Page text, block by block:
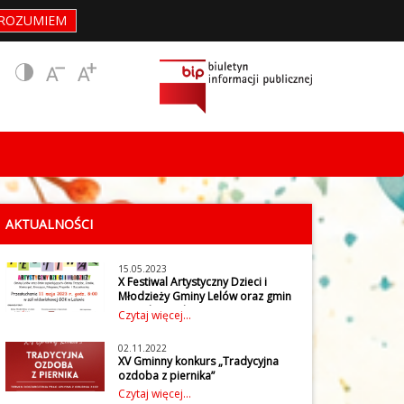
AKTUALNOŚCI
15.05.2023
X Festiwal Artystyczny Dzieci i
Młodzieży Gminy Lelów oraz gmin
sąsiadujących
W czwartek 11 maja 2023 r. w
Gminnym Ośrodku Kultury w
Lelowie odbył się X Festiwal
Artystyczny Dzieci i Młodzieży
Gminy Lelów oraz gmin
Czytaj więcej...
02.11.2022
XV Gminny konkurs „Tradycyjna
ozdoba z piernika”
Gminny Ośrodek Kultury w
Czytaj więcej...